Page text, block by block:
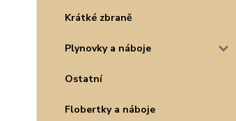
Krátké zbraně
Plynovky a náboje
Ostatní
Flobertky a náboje